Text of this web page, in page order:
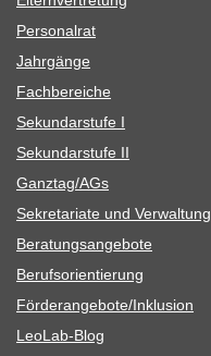
Per­so­nal­rat
Jahr­gänge
Fach­be­rei­che
Sekun­dar­stufe I
Sekun­dar­stufe II
Ganztag/​​AGs
Sekre­ta­riate und Verwaltung
Bera­tungs­an­ge­bote
Berufs­ori­en­tie­rung
Förderangebote/​​Inklusion
Leo­Lab-Blog